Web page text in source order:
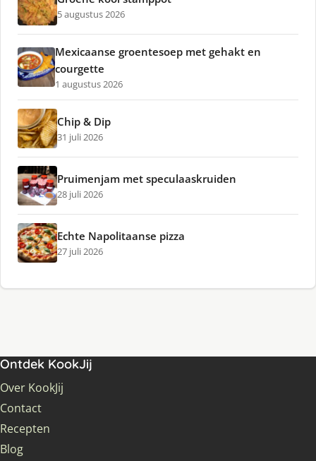
5 augustus 2026
Mexicaanse groentesoep met gehakt en
courgette
1 augustus 2026
Chip & Dip
31 juli 2026
Pruimenjam met speculaaskruiden
28 juli 2026
Echte Napolitaanse pizza
27 juli 2026
Ontdek KookJij
Over KookJij
Contact
Recepten
Blog